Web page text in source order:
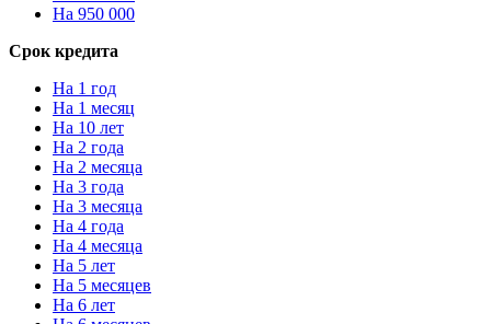
На 950 000
Срок кредита
На 1 год
На 1 месяц
На 10 лет
На 2 года
На 2 месяца
На 3 года
На 3 месяца
На 4 года
На 4 месяца
На 5 лет
На 5 месяцев
На 6 лет